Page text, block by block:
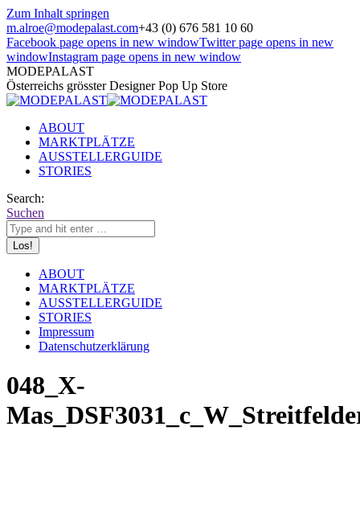
Zum Inhalt springen
m.alroe@modepalast.com+43 (0) 676 581 10 60
Facebook page opens in new windowTwitter page opens in new
windowInstagram page opens in new window
MODEPALAST
Österreichs grösster Designer Pop Up Store
ABOUT
MARKTPLÄTZE
AUSSTELLERGUIDE
STORIES
Search:
Suchen
ABOUT
MARKTPLÄTZE
AUSSTELLERGUIDE
STORIES
Impressum
Datenschutzerklärung
048_X-